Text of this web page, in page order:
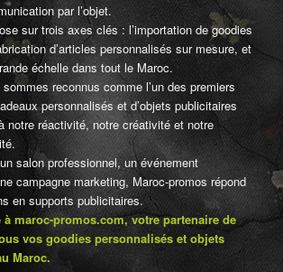
par l’objet.
sur trois axes clés : l’importation de goodies
d’articles personnalisés sur mesure, et
échelle dans tout le Maroc.
sommes reconnus comme l’un des premiers
personnalisés et d’objets publicitaires
notre réactivité, notre créativité et notre
salon professionnel, un événement
campagne marketing, Maroc-promos répond
en supports publicitaires.
à maroc-promos.com, votre partenaire de
vos goodies personnalisés et objets
Maroc.